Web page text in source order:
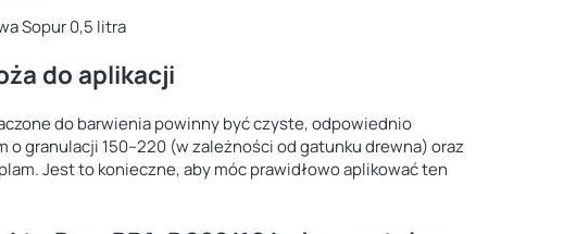
Sopur 0,5 litra
do aplikacji
do barwienia powinny być czyste, odpowiednio
granulacji 150–220 (w zależności od gatunku drewna) oraz
Jest to konieczne, aby móc prawidłowo aplikować ten